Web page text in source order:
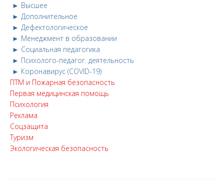
► Высшее
► Дополнительное
► Дефектологическое
► Менеджмент в образовании
► Социальная педагогика
► Психолого-педагог. деятельность
► Коронавирус (COVID-19)
ПТМ и Пожарная безопасность
Первая медицинская помощь
Психология
Реклама
Соцзащита
Туризм
Экологическая безопасность